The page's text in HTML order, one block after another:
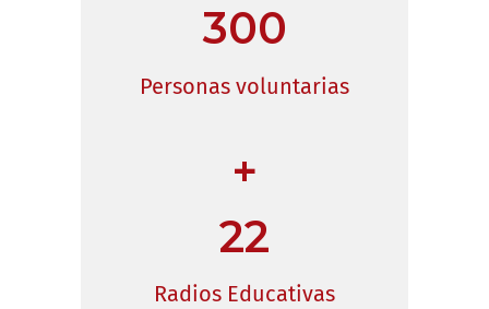
300
Personas voluntarias
+
22
Radios Educativas